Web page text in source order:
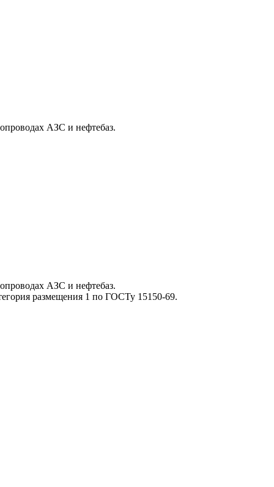
АЗС и нефтебаз.
АЗС и нефтебаз.
размещения 1 по ГОСТу 15150-69.